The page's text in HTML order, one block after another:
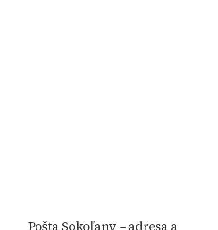
Pošta Sokoľany – adresa a